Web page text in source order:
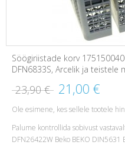
Söögiriistade korv
DFN6833S, Arcelik ja teistele
23,90 € 21,00 €
Ole esimene, kes sellele tootele
Palume kontrollida sobivust
DFN26422W Beko BEKO DIN5631